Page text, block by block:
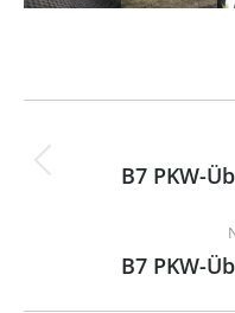
B7 PKW-
B7 PKW-